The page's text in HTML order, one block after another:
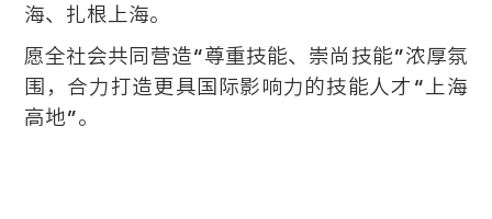
海、扎根上海。
愿全社会共同营造“尊重技能、崇尚技能”浓厚氛
围，合力打造更具国际影响力的技能人才“上海
高地”。